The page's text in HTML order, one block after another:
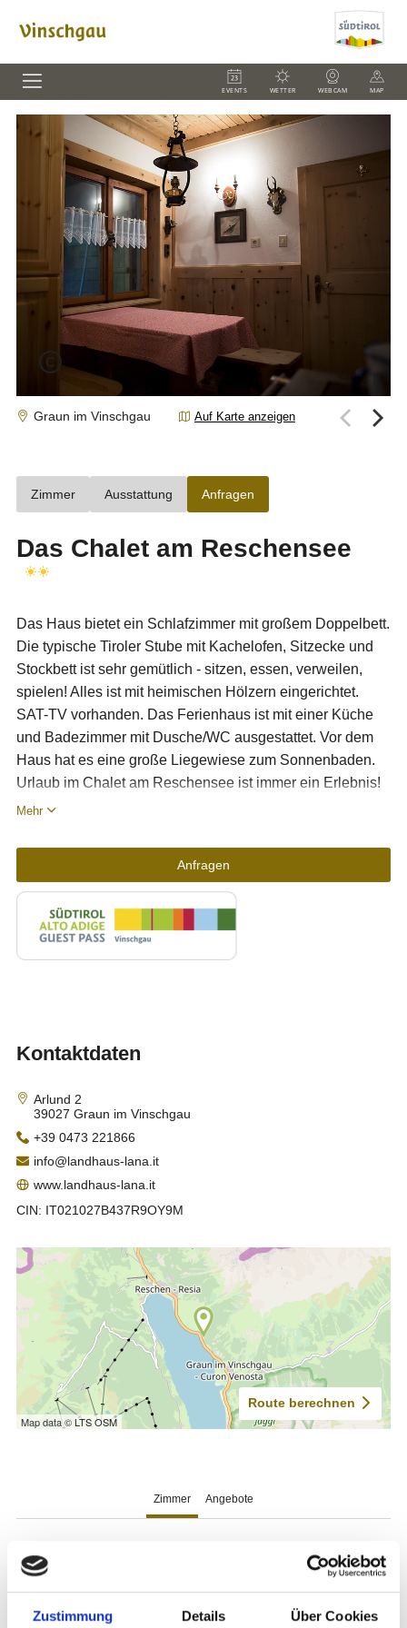
Zustimmung Details Über Cookies
EVENTS WETTER WEBCAM MAP